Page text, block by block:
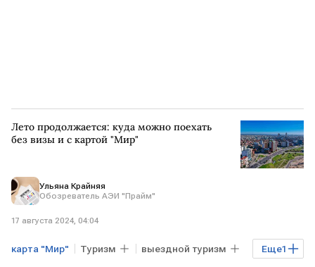
Лето продолжается: куда можно поехать
без визы и с картой "Мир"
Ульяна Крайняя
Обозреватель АЭИ "Прайм"
17 августа 2024, 04:04
Еще1
карта "Мир" Туризм выездной туризм